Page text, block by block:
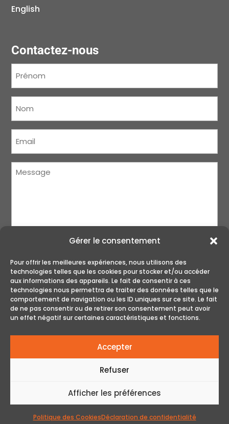
Gérer le consentement
Pour offrir les meilleures expériences, nous utilisons des
technologies telles que les cookies pour stocker et/ou accéder
aux informations des appareils. Le fait de consentir à ces
technologies nous permettra de traiter des données telles que le
comportement de navigation ou les ID uniques sur ce site. Le fait
de ne pas consentir ou de retirer son consentement peut avoir
un effet négatif sur certaines caractéristiques et fonctions.
Accepter
Refuser
Afficher les préférences
Politique des CookiesDéclaration de confidentialité
English
Contactez-nous
Message
ENVOYER
© Tous droits réservés - Le Golf Club | Réalisation
Web par Acxcom